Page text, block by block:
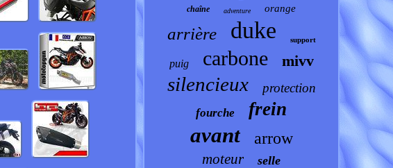
chaîne adventure orange
arrière duke support
puig carbone mivv
silencieux protection
fourche frein
avant arrow
moteur selle